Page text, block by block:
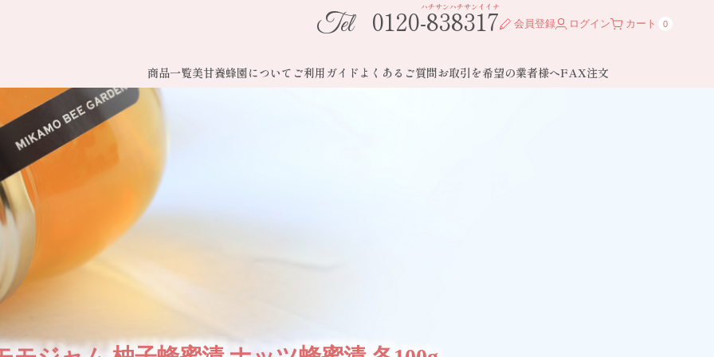
ハチサンハチサンイイナ
Tel 0120-838317 会員登録 ログイン 0
カート
商品一覧美甘養蜂園について ご利用ガイド よくあるご質問お取引を希望の業者様へFAX注文